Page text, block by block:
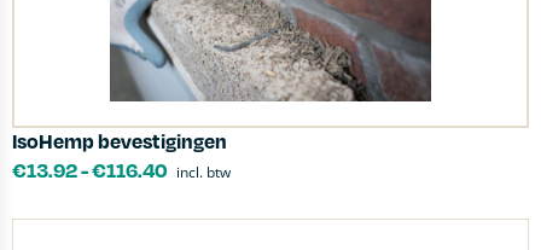
IsoHemp bevestigingen
€13.92-€116.40 incl. btw